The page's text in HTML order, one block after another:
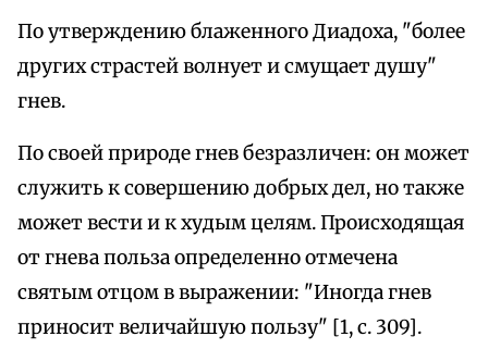
По утверждению блаженного Диадоха, "более
других страстей волнует и смущает душу"
гнев.
По своей природе гнев безразличен: он может
служить к совершению добрых дел, но также
может вести и к худым целям. Происходящая
от гнева польза определенно отмечена
святым отцом в выражении: "Иногда гнев
приносит величайшую пользу" [1, с. 309].